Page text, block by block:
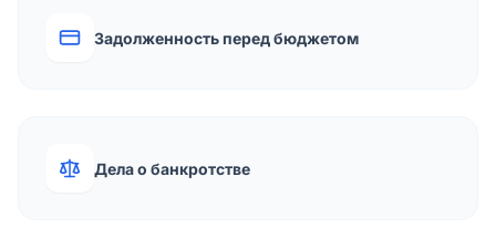
Задолженность перед бюджетом
Дела о банкротстве